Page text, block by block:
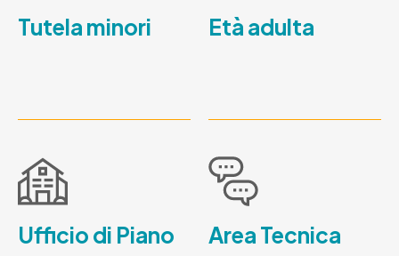
Tutela minori Età adulta
Ufficio di Piano Area Tecnica